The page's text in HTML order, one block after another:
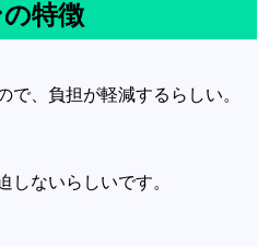
の特徴
で、負担が軽減するらしい。
しないらしいです。